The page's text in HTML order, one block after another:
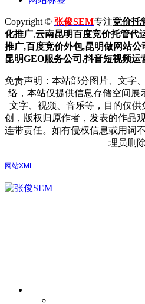
Copyright © 张俊SEM专注竞价托
化推广,云南昆明百度竞价托管代
推广,百度竞价外包,昆明做网站公
昆明GEO服务公司,抖音短视频运
免责声明：本站部分图片、文字
络，本站仅提供信息存储空间展
文字、视频、音乐等，目的仅
创，版权归原作者，发表的作品
连带责任。如有侵权信息或用词
理员删除
网站XML